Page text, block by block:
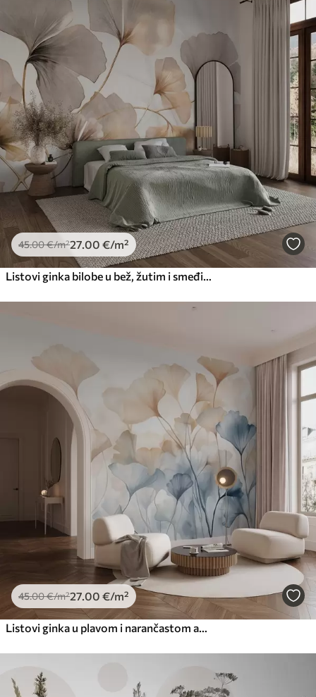
45.00€/m²27.00 €/m²
Listovi ginka bilobe u bež, žutim i smeđim tonovima, nježni teksturirani akvarelni efekt, svijetla pozadina
45.00€/m²27.00 €/m²
Listovi ginka u plavom i narančastom akvarelu, prozirne latice, nježne stabljike, nježna paleta boja